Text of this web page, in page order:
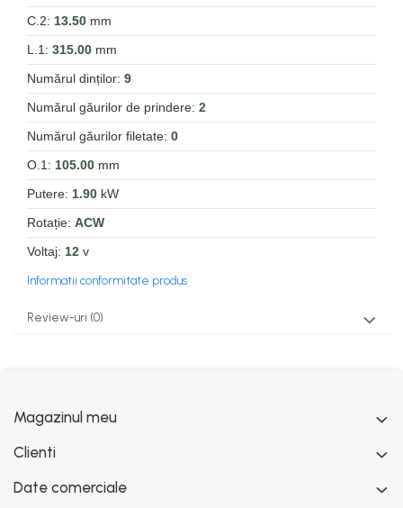
C.2: 13.50 mm
L.1: 315.00 mm
Numărul dinților: 9
Numărul găurilor de prindere: 2
Numărul găurilor filetate: 0
O.1: 105.00 mm
Putere: 1.90 kW
Rotație: ACW
Voltaj: 12 v
Informatii conformitate produs
Review-uri (0)
Magazinul meu
Clienti
Date comerciale